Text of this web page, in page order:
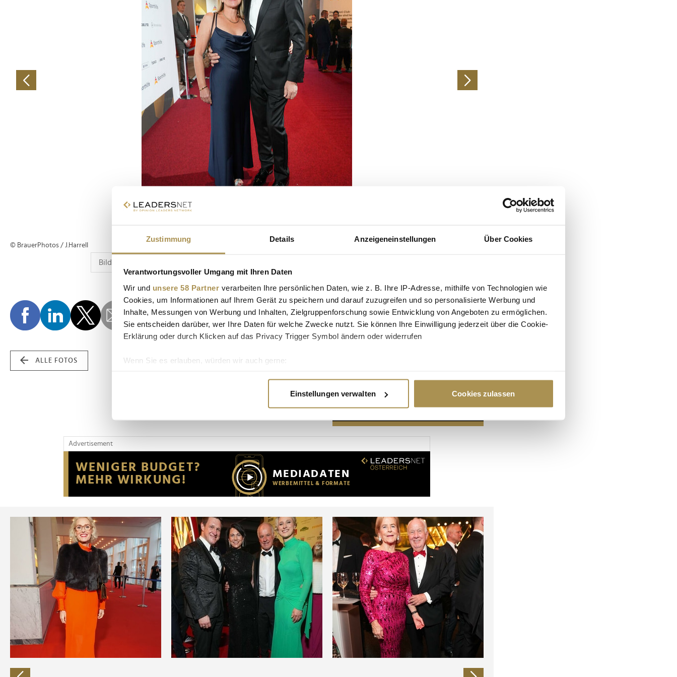
Zustimmung Details Anzeigeneinstellungen Über Cookies
Verantwortungsvoller Umgang mit Ihren Daten
Wir und unsere 58 Partner verarbeiten Ihre persönlichen Daten, wie z. B. Ihre IP-Adresse, mithilfe von Technologien wie
Cookies, um Informationen auf Ihrem Gerät zu speichern und darauf zuzugreifen und so personalisierte Werbung und
Inhalte, Messungen von Werbung und Inhalten, Zielgruppenforschung sowie Entwicklung von Angeboten zu ermöglichen.
Sie entscheiden darüber, wer Ihre Daten für welche Zwecke nutzt. Sie können Ihre Einwilligung jederzeit über die Cookie-
Erklärung oder durch Klicken auf das Privacy Trigger Symbol ändern oder widerrufen
Wenn Sie es erlauben, würden wir auch gerne:
Erfahren Sie mehr darüber, wie Ihre persönlichen Daten verarbeitet werden, und legen Sie Ihre Präferenzen im
Wir verwenden Cookies, um Inhalte und Anzeigen zu personalisieren, Funktionen für soziale Medien anbieten zu können
Website an unsere Partner für soziale Medien, Werbung und Analysen weiter. Unsere Partner führen diese Informationen
möglicherweise mit weiteren Daten zusammen, die Sie ihnen bereitgestellt haben oder die sie im Rahmen Ihrer Nutzung
der Dienste gesammelt haben.
Einstellungen verwalten Cookies zulassen
© BrauerPhotos / J.Harrell
ALLE FOTOS
Advertisement
Advertisement